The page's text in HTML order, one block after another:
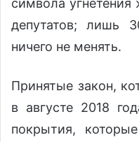
депутатов; лишь
ничего не менять.
Принятые закон,
в августе 2018
покрытия,